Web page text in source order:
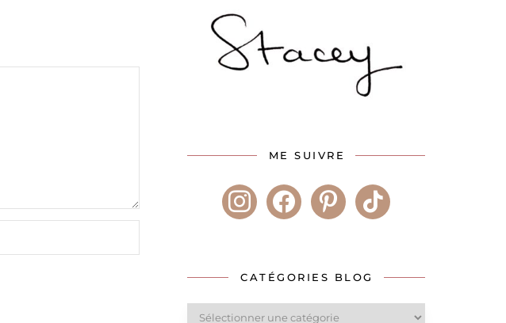
ME SUIVRE
instagramfacebookpinteresttiktok
CATÉGORIES BLOG
Catégories